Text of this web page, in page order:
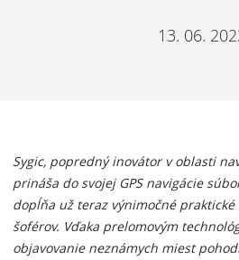
13. 06.
Sygic, popredný inovátor v oblasti
prináša do svojej GPS navigácie
dopĺňa už teraz výnimočné
šoférov. Vďaka prelomovým
objavovanie neznámych miest